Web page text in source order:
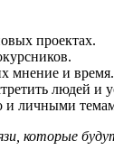
проектах.
мнение и время.
людей и
и личными
которые